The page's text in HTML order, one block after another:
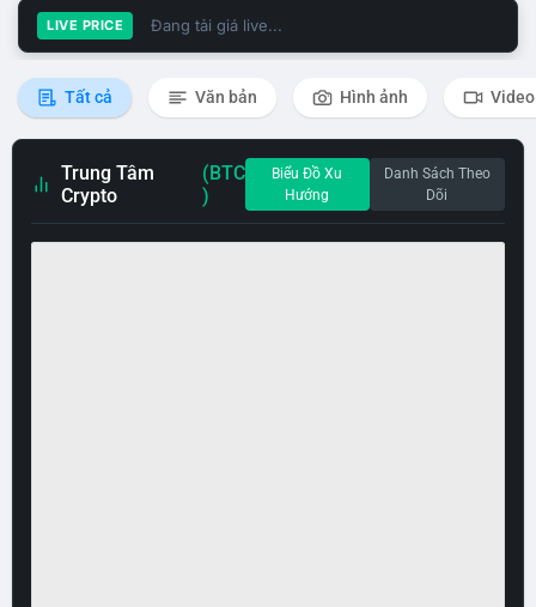
LIVE PRICE Đang tải giá live...
Tất cả Văn bản Hình ảnh Video
Trung Tâm
Crypto
(BTC
)
Biểu Đồ Xu
Hướng
Danh Sách Theo
Dõi